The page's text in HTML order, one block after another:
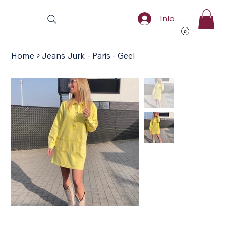
Inloggen
Home >Jeans Jurk - Paris - Geel